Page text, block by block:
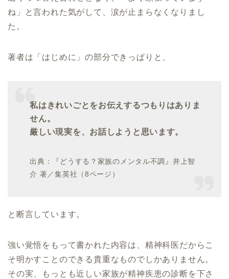
ね」と言われた気がして、涙が止まらなくなりまし
た。
著者は「はじめに」の部分できっぱりと、
私はきれいごとをお伝えするつもりはありま
せん。
厳しい現実を、お話しようと思います。
出典：『どうする？家族のメンタル不調』井上智
介 著／集英社（8ページ）
と断言しています。
強い覚悟をもって書かれた内容は、精神科医だからこ
そ明かすことのできる貴重なものでしかありません。
その実、もっとも近しい家族が精神疾患の診断を下さ